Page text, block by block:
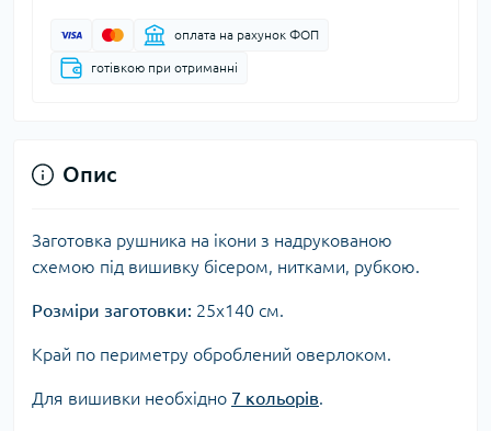
оплата на рахунок ФОП
готівкою при отриманні
Опис
Заготовка рушника на ікони з надрукованою
схемою під вишивку бісером, нитками, рубкою.
Розміри заготовки: 25х140 см.
Край по периметру оброблений оверлоком.
Для вишивки необхідно 7 кольорів.